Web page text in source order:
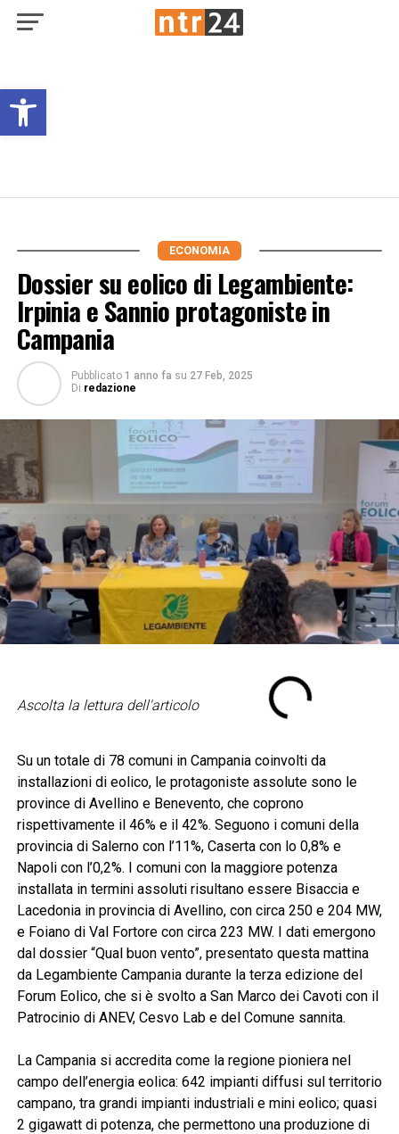
Open toolbar
ECONOMIA
Dossier su eolico di Legambiente:
Irpinia e Sannio protagoniste in
Campania
Pubblicato 1 anno fa su 27 Feb, 2025
Di redazione
Ascolta la lettura dell'articolo
Su un totale di 78 comuni in Campania coinvolti da
installazioni di eolico, le protagoniste assolute sono le
province di Avellino e Benevento, che coprono
rispettivamente il 46% e il 42%. Seguono i comuni della
provincia di Salerno con l’11%, Caserta con lo 0,8% e
Napoli con l’0,2%. I comuni con la maggiore potenza
installata in termini assoluti risultano essere Bisaccia e
Lacedonia in provincia di Avellino, con circa 250 e 204 MW,
e Foiano di Val Fortore con circa 223 MW. I dati emergono
dal dossier “Qual buon vento”, presentato questa mattina
da Legambiente Campania durante la terza edizione del
Forum Eolico, che si è svolto a San Marco dei Cavoti con il
Patrocinio di ANEV, Cesvo Lab e del Comune sannita.
La Campania si accredita come la regione pioniera nel
campo dell’energia eolica: 642 impianti diffusi sul territorio
campano, tra grandi impianti industriali e mini eolico; quasi
2 gigawatt di potenza, che permettono una produzione di